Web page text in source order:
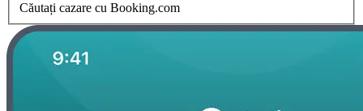
Căutați cazare cu Booking.com